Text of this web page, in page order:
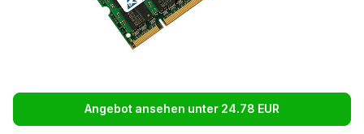
Angebot ansehen unter 24.78 EUR